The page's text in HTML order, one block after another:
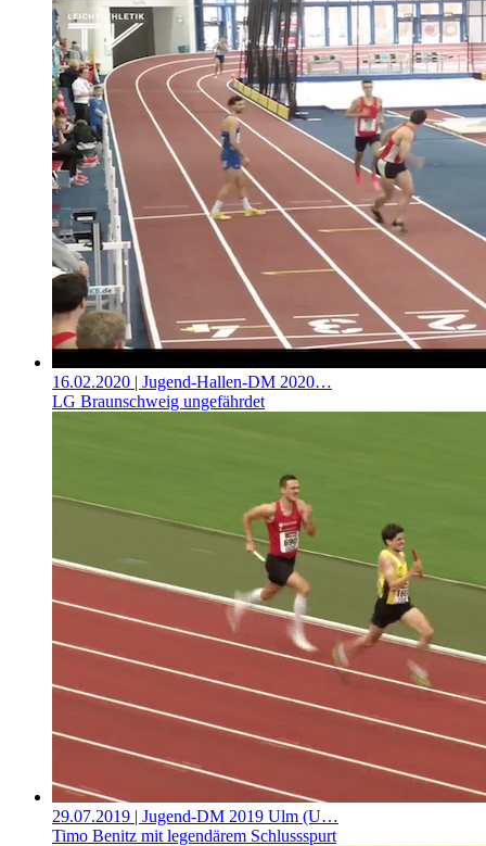
16.02.2020 | Jugend-Hallen-DM 2020…
LG Braunschweig ungefährdet
29.07.2019 | Jugend-DM 2019 Ulm (U…
Timo Benitz mit legendärem Schlussspurt